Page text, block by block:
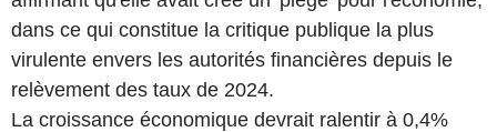
dans ce qui constitue la critique publique la plus
virulente envers les autorités financières depuis le
relèvement des taux de 2024.
La croissance économique devrait ralentir à 0,4%